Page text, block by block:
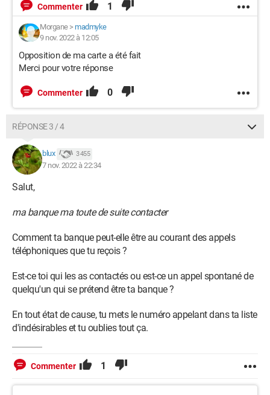
Commenter 1
Morgane> madmyke
9 nov. 2022 à 12:05
Opposition de ma carte a été fait
Merci pour votre réponse
Commenter 0
RÉPONSE 3 / 4
blux 3 455
7 nov. 2022 à 22:34
Salut,
ma banque ma toute de suite contacter
Comment ta banque peut-elle être au courant des appels
téléphoniques que tu reçois ?
Est-ce toi qui les as contactés ou est-ce un appel spontané de
quelqu'un qui se prétend être ta banque ?
En tout état de cause, tu mets le numéro appelant dans ta liste
d'indésirables et tu oublies tout ça.
Commenter 1